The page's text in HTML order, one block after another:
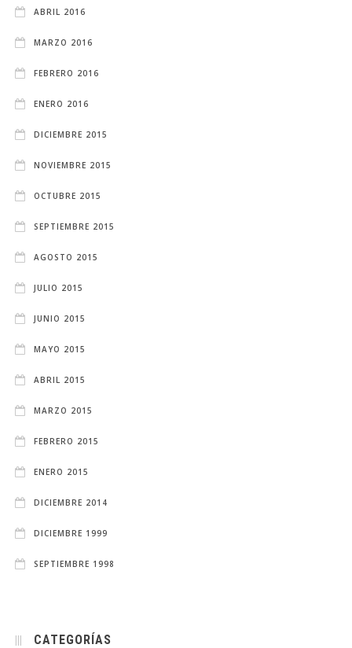
ABRIL 2016
MARZO 2016
FEBRERO 2016
ENERO 2016
DICIEMBRE 2015
NOVIEMBRE 2015
OCTUBRE 2015
SEPTIEMBRE 2015
AGOSTO 2015
JULIO 2015
JUNIO 2015
MAYO 2015
ABRIL 2015
MARZO 2015
FEBRERO 2015
ENERO 2015
DICIEMBRE 2014
DICIEMBRE 1999
SEPTIEMBRE 1998
CATEGORÍAS